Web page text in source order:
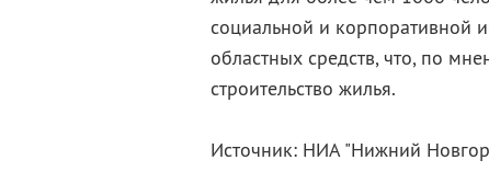
социальной и корпоративной
областных средств, что, по
строительство жилья.
Источник: НИА "Нижний